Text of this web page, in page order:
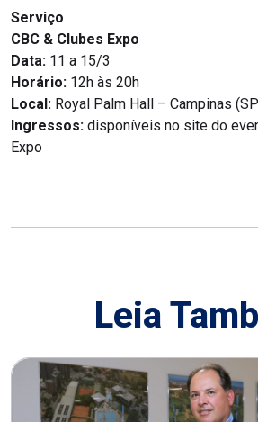
Serviço
CBC & Clubes Expo
Data: 11 a 15/3
Horário: 12h às 20h
Local: Royal Palm Hall – Campinas
Ingressos: disponíveis no site do
Expo
Leia